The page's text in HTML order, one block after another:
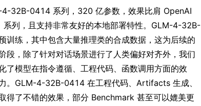
32B-0414 系列，320 亿参数，效果比肩 OpenAI
列，且支持非常友好的本地部署特性。GLM-4-32B-
练，其中包含大量推理类的合成数据，这为后续的
段，除了针对对话场景进行了人类偏好对齐外，我们
了模型在指令遵循、工程代码、函数调用方面的效
。GLM-4-32B-0414 在工程代码、Artifacts 生成、
得了不错的效果，部分 Benchmark 甚至可以媲美更